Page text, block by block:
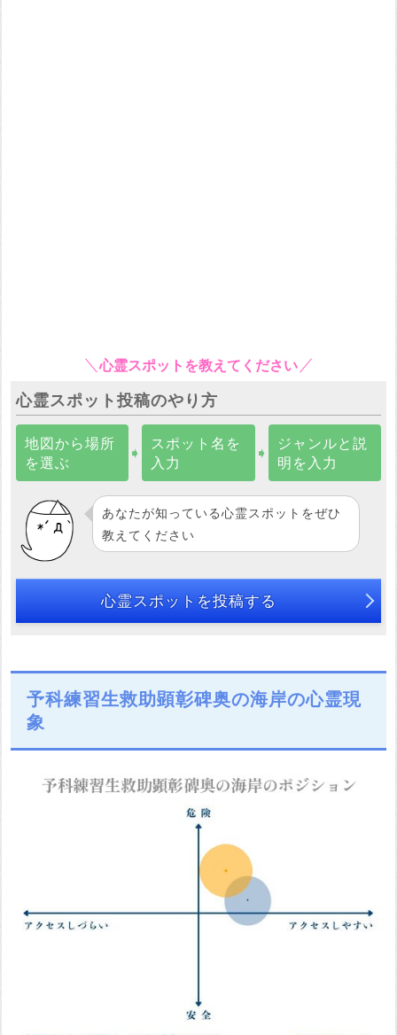
心霊スポットを教えてください
心霊スポット投稿のやり方
地図から場所
を選ぶ
➧
スポット名を
入力
➧
ジャンルと説
明を入力
あなたが知っている心霊スポットをぜひ
教えてください
心霊スポットを投稿する
予科練習生救助顕彰碑奥の海岸の心霊現
象